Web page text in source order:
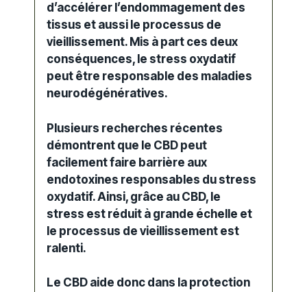
d’accélérer l’endommagement des
tissus et aussi le processus de
vieillissement. Mis à part ces deux
conséquences, le stress oxydatif
peut être responsable des maladies
neurodégénératives.
Plusieurs recherches récentes
démontrent que le CBD peut
facilement faire barrière aux
endotoxines responsables du stress
oxydatif. Ainsi, grâce au CBD, le
stress est réduit à grande échelle et
le processus de vieillissement est
ralenti.
Le CBD aide donc dans la protection